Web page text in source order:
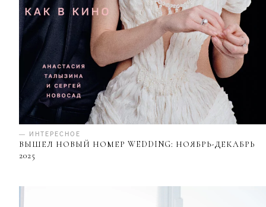
— ИНТЕРЕСНОЕ
ВЫШЕЛ НОВЫЙ НОМЕР WEDDING: НОЯБРЬ-ДЕКАБРЬ
2025